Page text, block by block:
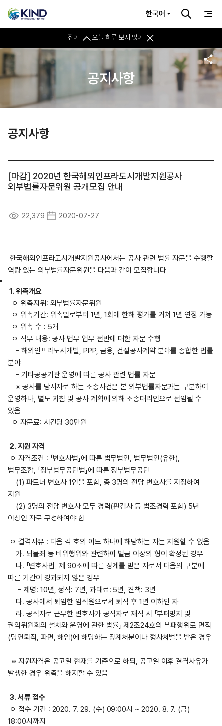
접기 오늘 하루 보지 않기
한국어
공지사항
공지사항
[마감] 2020년 한국해외인프라도시개발지원공사
외부법률자문위원 공개모집 안내
22,379 2020-07-27
한국해외인프라도시개발지원공사에서는 공사 관련 법률 자문을 수행할
역량 있는 외부법률자문위원을 다음과 같이 모집합니다.
1. 위촉개요
ㅇ 위촉지위: 외부법률자문위원
ㅇ 위촉기간: 위촉일로부터 1년, 1회에 한해 평가를 거쳐 1년 연장 가능
ㅇ 위촉 수 : 5개
ㅇ 직무 내용: 공사 법무 업무 전반에 대한 자문 수행
- 해외인프라도시개발, PPP, 금융, 건설공사계약 분야를 종합한 법률
분야
- 기타공공기관 운영에 따른 공사 관련 법률 자문
※ 공사를 당사자로 하는 소송사건은 본 외부법률자문과는 구분하여
운영하나, 별도 지침 및 공사 계획에 의해 소송대리인으로 선임될 수
있음
ㅇ 자문료: 시간당 30만원
2. 지원 자격
ㅇ 자격조건 : 「변호사법」에 따른 법무법인, 법무법인(유한),
법무조합, 「정부법무공단법」에 따른 정부법무공단
(1) 파트너 변호사 1인을 포함, 총 3명의 전담 변호사를 지정하여
지원
(2) 3명의 전담 변호사 모두 경력(판검사 등 법조경력 포함) 5년
이상인 자로 구성하여야 함
ㅇ 결격사유 : 다음 각 호의 어느 하나에 해당하는 자는 지원할 수 없음
가. 뇌물죄 등 비위행위와 관련하여 벌금 이상의 형이 확정된 경우
나. 「변호사법」 제 90조에 따른 징계를 받은 자로서 다음의 구분에
따른 기간이 경과되지 않은 경우
- 제명: 10년, 정직: 7년, 과태료: 5년, 견책: 3년
다. 공사에서 퇴임한 임직원으로서 퇴직 후 1년 이하인 자
라. 공직자로 근무한 변호사가 공직자로 재직 시 「부패방지 및
권익위원회의 설치와 운영에 관한 법률」 제2조24호의 부패행위로 면직
(당연퇴직, 파면, 해임)에 해당하는 징계처분이나 형사처벌을 받은 경우
※ 지원자격은 공고일 현재를 기준으로 하되, 공고일 이후 결격사유가
발생한 경우 위촉을 해지할 수 있음
3. 서류 접수
ㅇ 접수 기간 : 2020. 7. 29. (수) 09:00시 ~ 2020. 8. 7. (금)
18:00시까지